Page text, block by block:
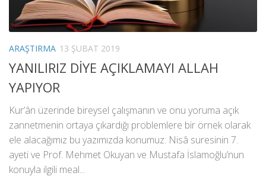
ARAŞTIRMA 13 ŞUBAT 2019
YANILIRIZ DİYE AÇIKLAMAYI ALLAH
YAPIYOR
Kur’ân üzerinde bireysel çalışmanın ve onu yoruma açık
zannetmenin ortaya çıkardığı problemlere bir örnek olarak
ele alacağımız bu yazımızda konumuz: Nisâ suresinin 7.
ayeti ve Prof. Mehmet Okuyan ve Mustafa İslamoğlu’nun
konuyla ilgili meal...